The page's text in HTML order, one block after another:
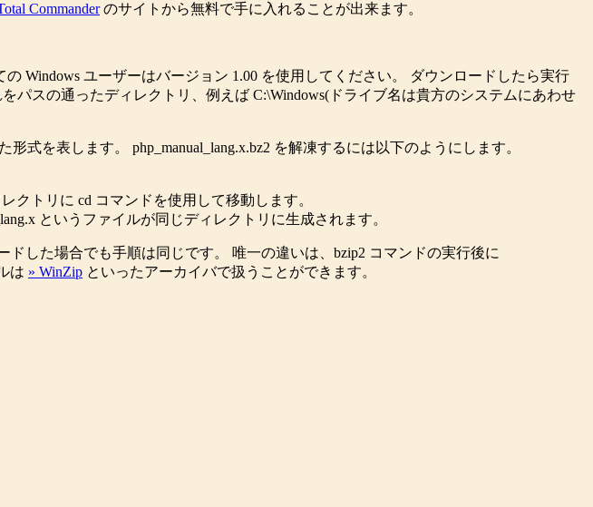
Commanderのサイトから無料で手に入れることが出来ます。
の Windows ユーザーはバージョン 1.00 を使用してください。 ダウンロードしたら実行
パスの通ったディレクトリ、例えば C:\Windows(ドライブ名は貴方のシステムにあわせ
式を表します。 php_manual_lang.x.bz2 を解凍するには以下のようにします。
クトリに cd コマンドを使用して移動します。
というファイルが同じディレクトリに生成されます。
ドした場合でも手順は同じです。 唯一の違いは、bzip2 コマンドの実行後に
は » WinZip といったアーカイバで扱うことができます。